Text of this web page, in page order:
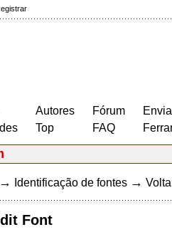
Autores
Top
Fórum
FAQ
→ Identificação de fontes →
Font